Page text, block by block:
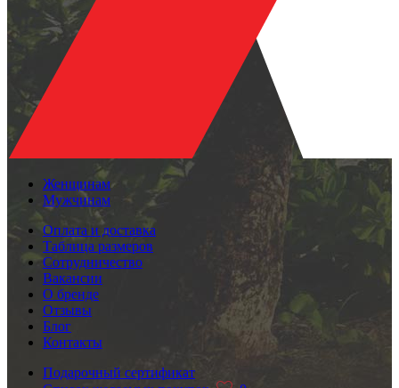
Женщинам
Мужчинам
Оплата и доставка
Таблица размеров
Сотрудничество
Вакансии
О бренде
Отзывы
Блог
Контакты
Подарочный сертификат